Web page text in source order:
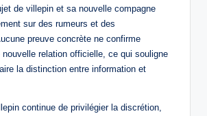
de villepin et sa nouvelle compagne
sur des rumeurs et des
preuve concrète ne confirme
nouvelle relation officielle, ce qui souligne
la distinction entre information et
continue de privilégier la discrétion,